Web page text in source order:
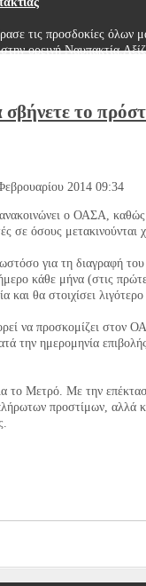
τις προσδοκίες όλων
ορεινή
στην Αμόρανη το 1808
από την
ήταν οι εγγεγραμμένοι
έφτασαν περίπου
και κανένας δεν
το
2014 09:34
ο ΟΑΣΑ,
σε όσους μετακινούνται
για τη διαγραφή του
κάθε μήνα (στις
και θα στοιχίσει
να προσκομίζει στον
την ημερομηνία
το Μετρό. Με την
προστίμων, αλλά